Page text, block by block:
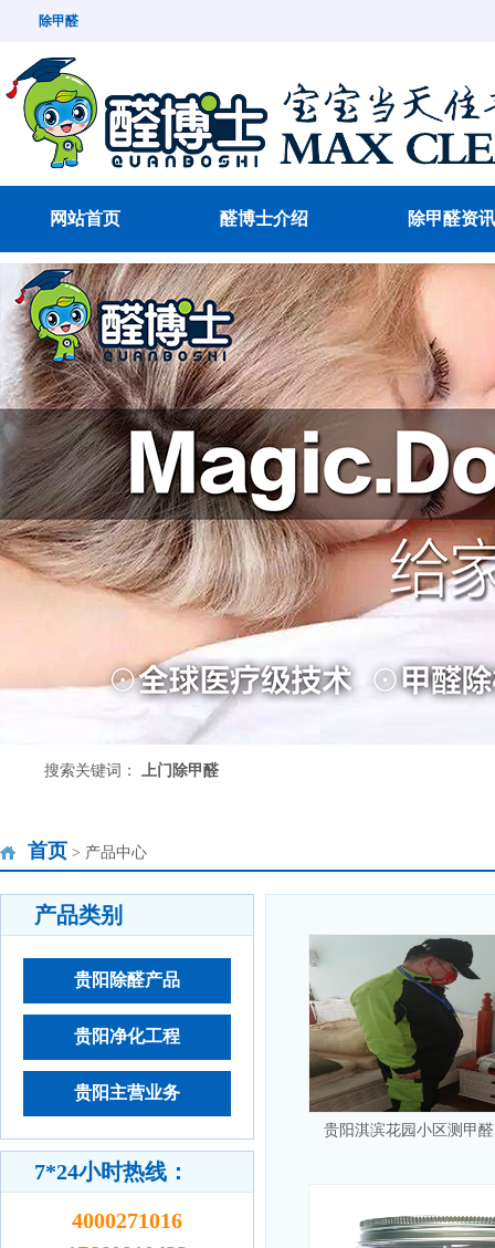
除甲醛
网站首页 醛博士介绍 除甲醛资讯
搜索关键词： 上门除甲醛
首页 > 产品中心
产品类别
贵阳除醛产品
贵阳净化工程
贵阳主营业务
7*24小时热线：
4000271016
贵阳淇滨花园小区测甲